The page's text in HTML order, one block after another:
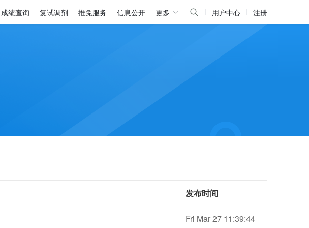
成绩查询 复试调剂 推免服务 信息公开 更多 用户中心 注册
发布时间
Fri Mar 27 11:39:44